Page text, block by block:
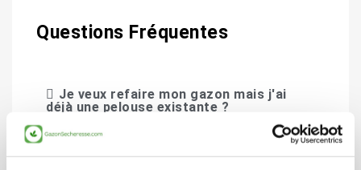
Questions Fréquentes
Je veux refaire mon gazon mais j'ai
déjà une pelouse existante ?
Doit-on mettre de l'anti-fourmi au
moment du semis du gazon ?